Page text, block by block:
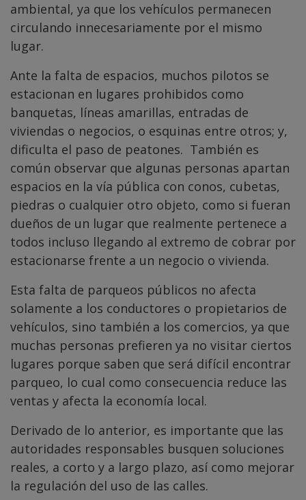
ambiental, ya que los vehículos permanecen
circulando innecesariamente por el mismo
lugar.
Ante la falta de espacios, muchos pilotos se
estacionan en lugares prohibidos como
banquetas, líneas amarillas, entradas de
viviendas o negocios, o esquinas entre otros; y,
dificulta el paso de peatones. También es
común observar que algunas personas apartan
espacios en la vía pública con conos, cubetas,
piedras o cualquier otro objeto, como si fueran
dueños de un lugar que realmente pertenece a
todos incluso llegando al extremo de cobrar por
estacionarse frente a un negocio o vivienda.
Esta falta de parqueos públicos no afecta
solamente a los conductores o propietarios de
vehículos, sino también a los comercios, ya que
muchas personas prefieren ya no visitar ciertos
lugares porque saben que será difícil encontrar
parqueo, lo cual como consecuencia reduce las
ventas y afecta la economía local.
Derivado de lo anterior, es importante que las
autoridades responsables busquen soluciones
reales, a corto y a largo plazo, así como mejorar
la regulación del uso de las calles.